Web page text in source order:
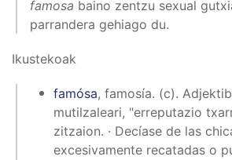
famosa baino zentzu sexual
parrandera gehiago du.
Ikustekoak
famósa, famosía. (c).
mutilzaleari, "erreputazio
zitzaion. · Decíase de las
excesivamente recatadas o